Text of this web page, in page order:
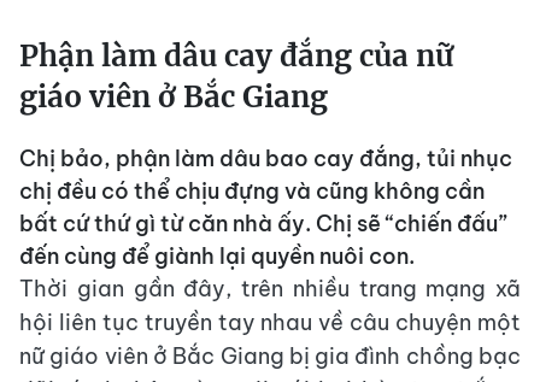
Phận làm dâu cay đắng của nữ
giáo viên ở Bắc Giang
Chị bảo, phận làm dâu bao cay đắng, tủi nhục
chị đều có thể chịu đựng và cũng không cần
bất cứ thứ gì từ căn nhà ấy. Chị sẽ “chiến đấu”
đến cùng để giành lại quyền nuôi con.
Thời gian gần đây, trên nhiều trang mạng xã
hội liên tục truyền tay nhau về câu chuyện một
nữ giáo viên ở Bắc Giang bị gia đình chồng bạc